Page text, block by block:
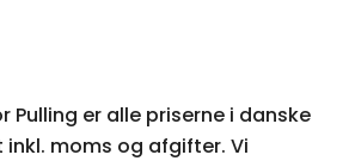
Pulling er alle priserne i danske
moms og afgifter. Vi